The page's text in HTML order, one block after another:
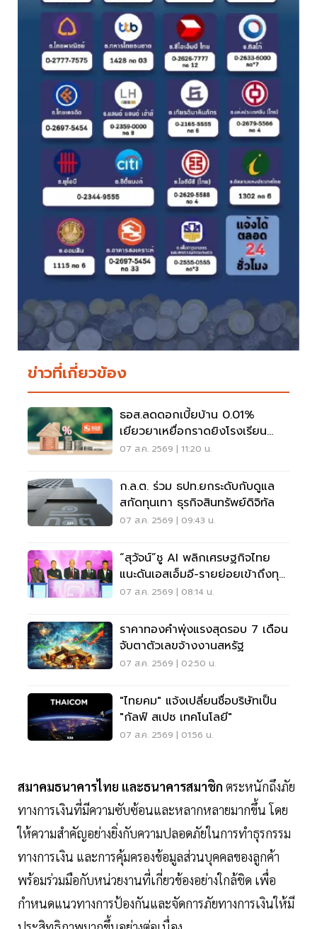
ข่าวที่เกี่ยวข้อง
ธอส.ลดดอกเบี้ยบ้าน 0.01%
เยียวยาเหยื่อกราดยิงโรงเรียน
จ.นนทบุรี
07 ส.ค. 2569 | 11:20 น.
ก.ล.ต. ร่วม ธปท.ยกระดับกับดูแล
สกัดทุนเทา ธุรกิจสินทรัพย์ดิจิทัล
07 ส.ค. 2569 | 09:43 น.
“สุวัจน์”ชู AI พลิกเศรษฐกิจไทย
แนะดันเอสเอ็มอี-รายย่อยเข้าถึงทุน
ฝ่าวิกฤต
07 ส.ค. 2569 | 08:14 น.
ราคาทองคำพุ่งแรงสุดรอบ 7 เดือน
จับตาตัวเลขจ้างงานสหรัฐ
07 ส.ค. 2569 | 02:50 น.
"ไทยคม" แจ้งเปลี่ยนชื่อบริษัทเป็น
"กัลฟ์ สเปซ เทคโนโลยี"
07 ส.ค. 2569 | 01:56 น.
สมาคมธนาคารไทย และธนาคารสมาชิก ตระหนักถึงภัย
ทางการเงินที่มีความซับซ้อนและหลากหลายมากขึ้น โดย
ให้ความสำคัญอย่างยิ่งกับความปลอดภัยในการทำธุรกรรม
ทางการเงิน และการคุ้มครองข้อมูลส่วนบุคคลของลูกค้า
พร้อมร่วมมือกับหน่วยงานที่เกี่ยวข้องอย่างใกล้ชิด เพื่อ
กำหนดแนวทางการป้องกันและจัดการภัยทางการเงินให้มี